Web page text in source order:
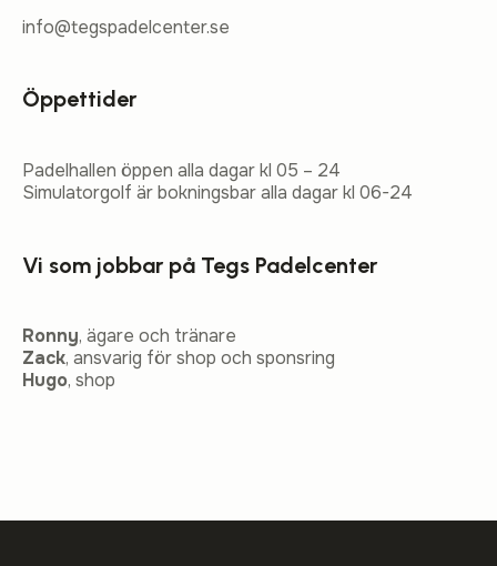
info@tegspadelcenter.se
Öppettider
Padelhallen öppen alla dagar kl 05 – 24
Simulatorgolf är bokningsbar alla dagar kl 06-24
Vi som jobbar på Tegs Padelcenter
Ronny, ägare och tränare
Zack, ansvarig för shop och sponsring
Hugo, shop